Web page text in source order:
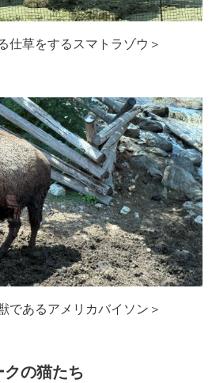
仕草をするスマトラゾウ＞
であるアメリカバイソン＞
の猫たち